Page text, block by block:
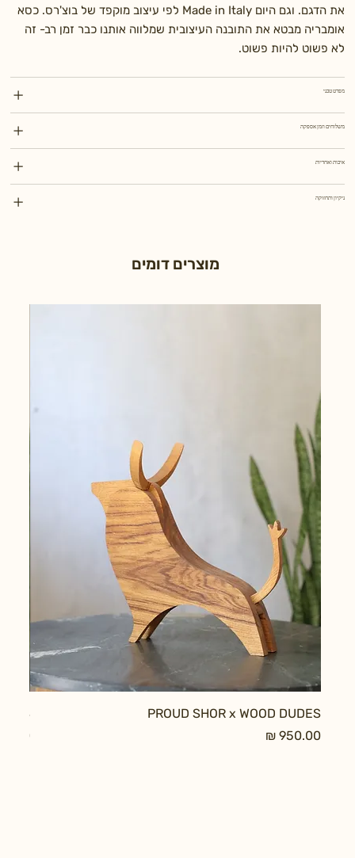
את הדגם. וגם היום Made in Italy לפי עיצוב מוקפד של בוצ'רס. כסא
אומבריה מבטא את התובנה העיצובית שמלווה אותנו כבר זמן רב- זה
לא פשוט להיות פשוט.
מפרט טכני
משלוחים וזמן אספקה
איכות ואחריות
ניקיון ותחזוקה
מוצרים דומים
PROUD SHOR x WOOD DUDES
מחיר
מחיר